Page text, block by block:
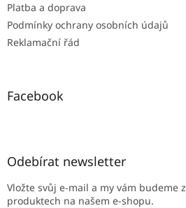
Platba a doprava
Podmínky ochrany osobních údajů
Reklamační řád
Facebook
Odebírat newsletter
Vložte svůj e-mail a my vám budeme
produktech na našem e-shopu.